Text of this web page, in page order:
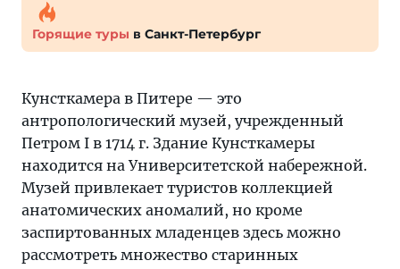
Горящие туры в Санкт-Петербург
Кунсткамера в Питере — это
антропологический музей, учрежденный
Петром I в 1714 г. Здание Кунсткамеры
находится на Университетской набережной.
Музей привлекает туристов коллекцией
анатомических аномалий, но кроме
заспиртованных младенцев здесь можно
рассмотреть множество старинных